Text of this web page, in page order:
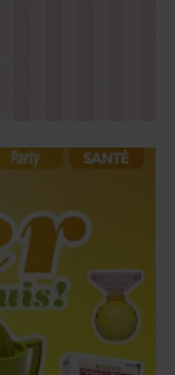
onze
analyse. Deze
met andere
website blijft